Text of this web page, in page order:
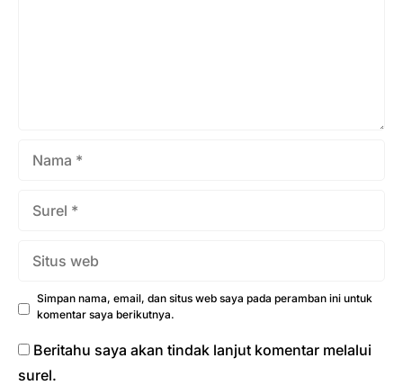
web
Simpan nama, email, dan situs web saya pada peramban ini untuk
komentar saya berikutnya.
Beritahu saya akan tindak lanjut komentar melalui
surel.